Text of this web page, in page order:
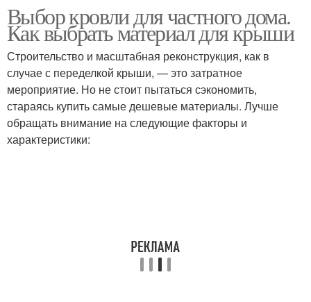
Выбор кровли для частного дома.
Как выбрать материал для крыши
Строительство и масштабная реконструкция, как в
случае с переделкой крыши, — это затратное
мероприятие. Но не стоит пытаться сэкономить,
стараясь купить самые дешевые материалы. Лучше
обращать внимание на следующие факторы и
характеристики: